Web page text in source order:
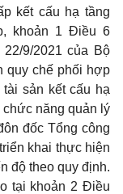
kết cấu hạ tầng
khoản 1 Điều 6
9/2021 của Bộ
quy chế phối hợp
sản kết cấu hạ
năng quản lý
đốc Tổng công
khai thực hiện
độ theo quy định.
tại khoản 2 Điều